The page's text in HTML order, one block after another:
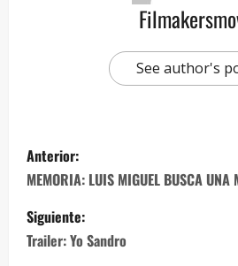
See author's
Anterior:
MEMORIA: LUIS MIGUEL BUSCA UNA
Siguiente:
Trailer: Yo Sandro